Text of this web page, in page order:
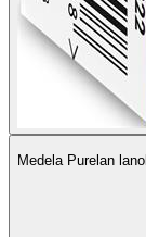
Medela Purelan